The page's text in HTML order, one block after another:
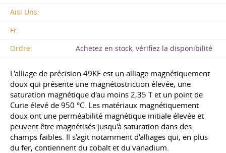
Aisi Uns:
Fr:
Ordre:
Achetez en stock, vérifiez la disponibilité
L'alliage de précision 49KF est un alliage magnétiquement
doux qui présente une magnétostriction élevée, une
saturation magnétique d'au moins 2,35 T et un point de
Curie élevé de 950 °C. Les matériaux magnétiquement
doux ont une perméabilité magnétique initiale élevée et
peuvent être magnétisés jusqu'à saturation dans des
champs faibles. Il s'agit notamment d'alliages qui, en plus
du fer, contiennent du cobalt et du vanadium.